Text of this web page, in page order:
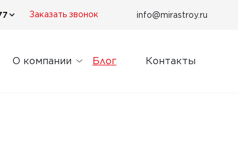
Заказать звонок info@mirastroy.ru
О компании Блог Контакты